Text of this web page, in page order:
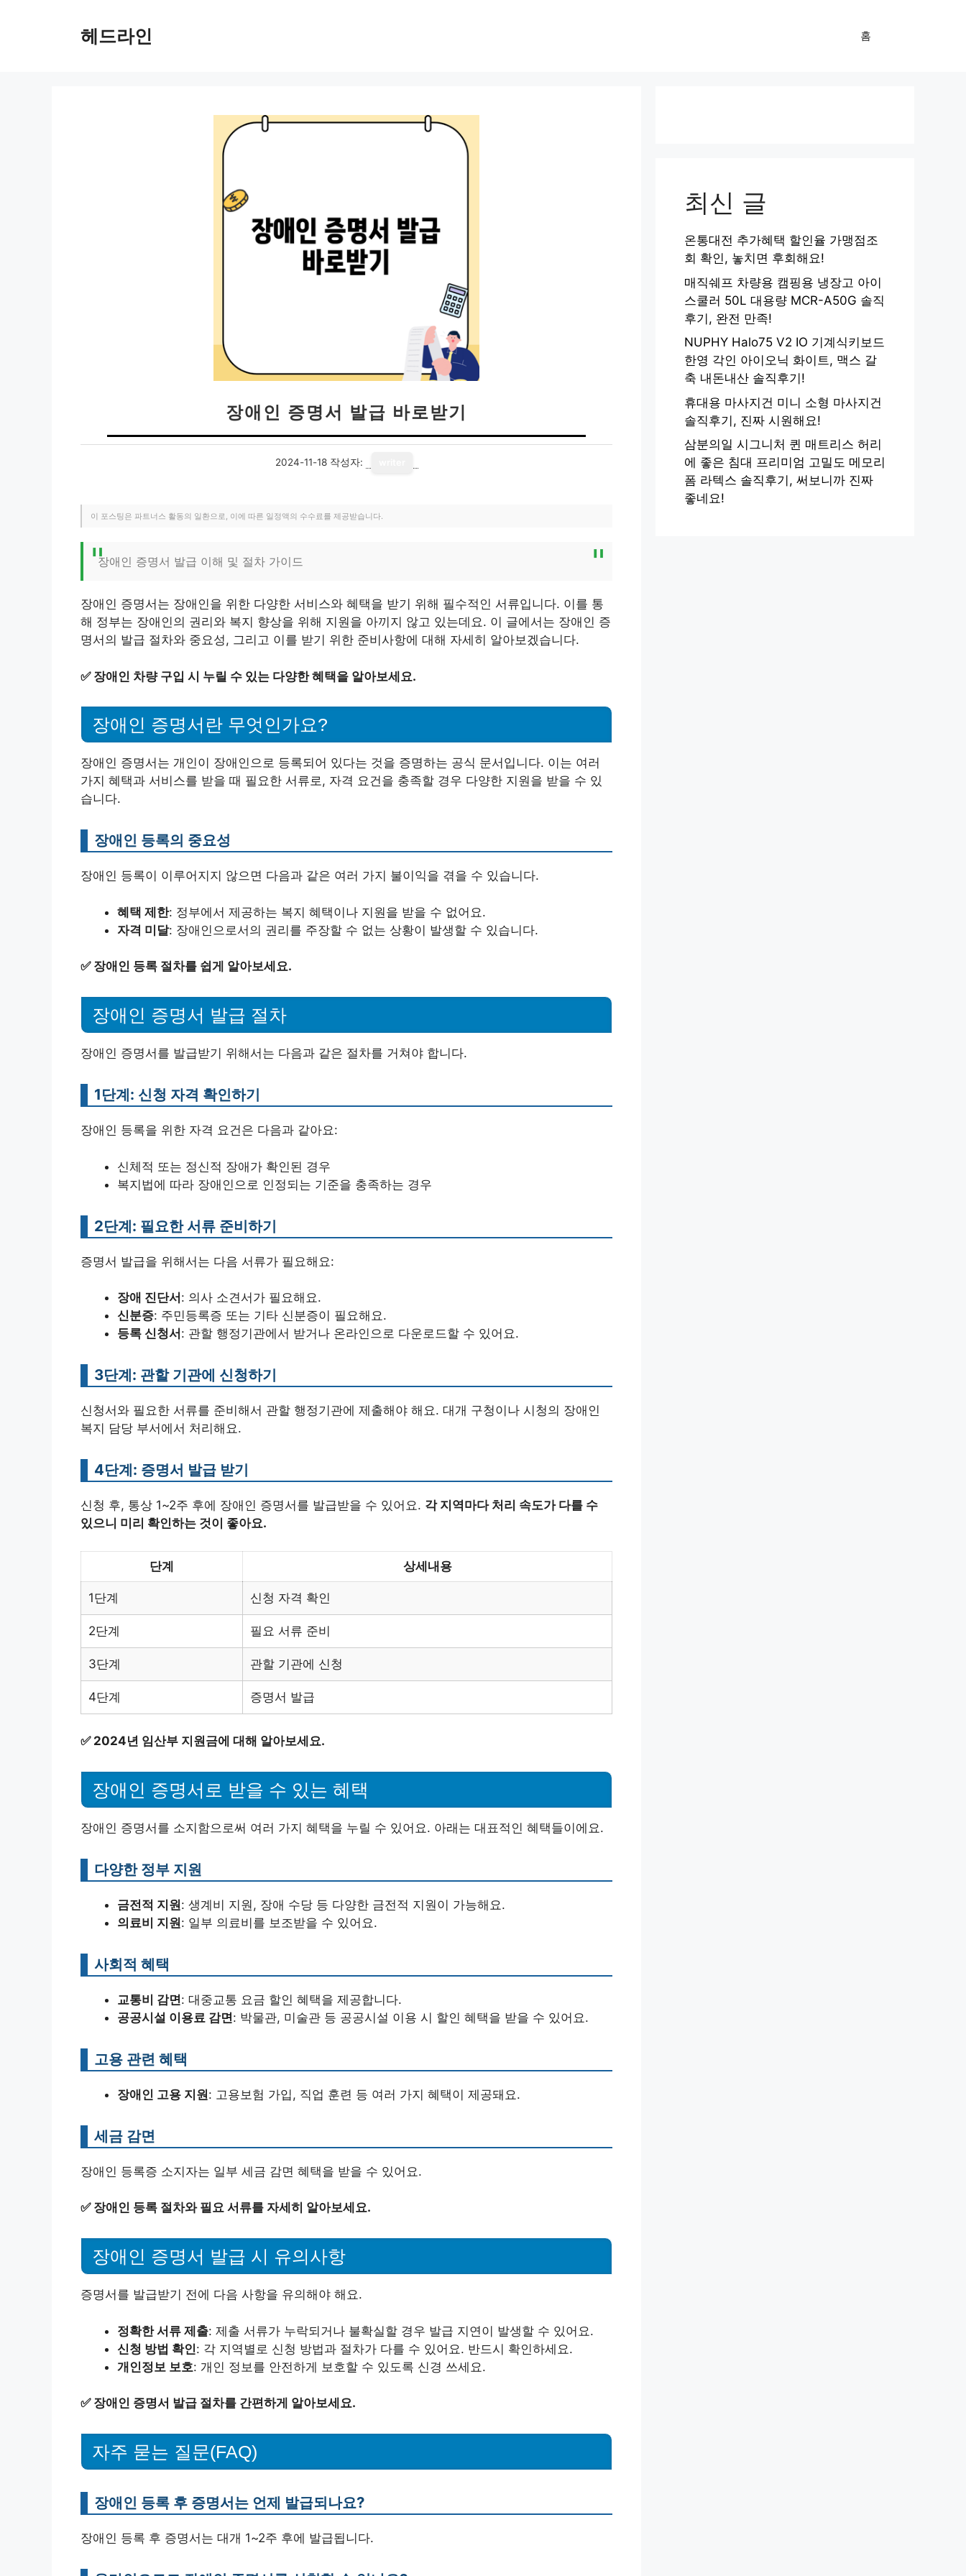
헤드라인 홈
장애인 증명서 발급 바로받기
2024-11-18 작성자:
이 포스팅은 파트너스 활동의 일환으로, 이에 따른 일정액의 수수료를 제공받습니다.
장애인 증명서 발급 이해 및 절차 가이드
장애인 증명서는 장애인을 위한 다양한 서비스와 혜택을 받기 위해 필수적인 서류입니다. 이를 통
해 정부는 장애인의 권리와 복지 향상을 위해 지원을 아끼지 않고 있는데요. 이 글에서는 장애인 증
명서의 발급 절차와 중요성, 그리고 이를 받기 위한 준비사항에 대해 자세히 알아보겠습니다.
✅ 장애인 차량 구입 시 누릴 수 있는 다양한 혜택을 알아보세요.
장애인 증명서란 무엇인가요?
장애인 증명서는 개인이 장애인으로 등록되어 있다는 것을 증명하는 공식 문서입니다. 이는 여러
가지 혜택과 서비스를 받을 때 필요한 서류로, 자격 요건을 충족할 경우 다양한 지원을 받을 수 있
습니다.
장애인 등록의 중요성
장애인 등록이 이루어지지 않으면 다음과 같은 여러 가지 불이익을 겪을 수 있습니다.
혜택 제한: 정부에서 제공하는 복지 혜택이나 지원을 받을 수 없어요.
자격 미달: 장애인으로서의 권리를 주장할 수 없는 상황이 발생할 수 있습니다.
✅ 장애인 등록 절차를 쉽게 알아보세요.
장애인 증명서 발급 절차
장애인 증명서를 발급받기 위해서는 다음과 같은 절차를 거쳐야 합니다.
1단계: 신청 자격 확인하기
장애인 등록을 위한 자격 요건은 다음과 같아요:
신체적 또는 정신적 장애가 확인된 경우
복지법에 따라 장애인으로 인정되는 기준을 충족하는 경우
2단계: 필요한 서류 준비하기
증명서 발급을 위해서는 다음 서류가 필요해요:
장애 진단서 : 의사 소견서가 필요해요.
신분증: 주민등록증 또는 기타 신분증이 필요해요.
등록 신청서 : 관할 행정기관에서 받거나 온라인으로 다운로드할 수 있어요.
3단계: 관할 기관에 신청하기
신청서와 필요한 서류를 준비해서 관할 행정기관에 제출해야 해요. 대개 구청이나 시청의 장애인
복지 담당 부서에서 처리해요.
4단계: 증명서 발급 받기
신청 후, 통상 1~2주 후에 장애인 증명서를 발급받을 수 있어요. 각 지역마다 처리 속도가 다를 수
있으니 미리 확인하는 것이 좋아요.
단계 상세내용
1단계 신청 자격 확인
2단계 필요 서류 준비
3단계 관할 기관에 신청
4단계 증명서 발급
✅ 2024년 임산부 지원금에 대해 알아보세요.
장애인 증명서로 받을 수 있는 혜택
장애인 증명서를 소지함으로써 여러 가지 혜택을 누릴 수 있어요. 아래는 대표적인 혜택들이에요.
다양한 정부 지원
금전적 지원: 생계비 지원, 장애 수당 등 다양한 금전적 지원이 가능해요.
의료비 지원: 일부 의료비를 보조받을 수 있어요.
사회적 혜택
교통비 감면: 대중교통 요금 할인 혜택을 제공합니다.
공공시설 이용료 감면: 박물관, 미술관 등 공공시설 이용 시 할인 혜택을 받을 수 있어요.
고용 관련 혜택
장애인 고용 지원: 고용보험 가입, 직업 훈련 등 여러 가지 혜택이 제공돼요.
세금 감면
장애인 등록증 소지자는 일부 세금 감면 혜택을 받을 수 있어요.
✅ 장애인 등록 절차와 필요 서류를 자세히 알아보세요.
장애인 증명서 발급 시 유의사항
증명서를 발급받기 전에 다음 사항을 유의해야 해요.
정확한 서류 제출: 제출 서류가 누락되거나 불확실할 경우 발급 지연이 발생할 수 있어요.
신청 방법 확인: 각 지역별로 신청 방법과 절차가 다를 수 있어요. 반드시 확인하세요.
개인정보 보호: 개인 정보를 안전하게 보호할 수 있도록 신경 쓰세요.
✅ 장애인 증명서 발급 절차를 간편하게 알아보세요.
자주 묻는 질문(FAQ)
장애인 등록 후 증명서는 언제 발급되나요?
장애인 등록 후 증명서는 대개 1~2주 후에 발급됩니다.
최신 글
온통대전 추가혜택 할인율 가맹점조
회 확인, 놓치면 후회해요!
매직쉐프 차량용 캠핑용 냉장고 아이
스쿨러 50L 대용량 MCR-A50G 솔직
후기, 완전 만족!
NUPHY Halo75 V2 IO 기계식키보드
한영 각인 아이오닉 화이트, 맥스 갈
축 내돈내산 솔직후기!
휴대용 마사지건 미니 소형 마사지건
솔직후기, 진짜 시원해요!
삼분의일 시그니처 퀸 매트리스 허리
에 좋은 침대 프리미엄 고밀도 메모리
폼 라텍스 솔직후기, 써보니까 진짜
좋네요!